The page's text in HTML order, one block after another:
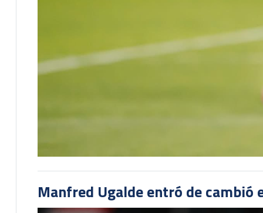
Manfred Ugalde entró de cambió